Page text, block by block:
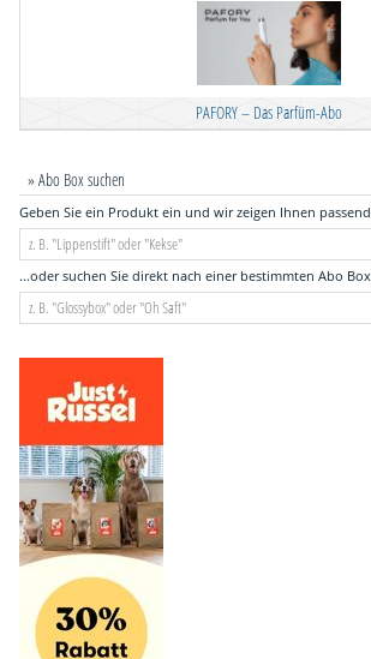
PAFORY – Das Parfüm-Abo
» Abo Box suchen
Geben Sie ein Produkt ein und wir zeigen Ihnen
...oder suchen Sie direkt nach einer bestimmten Abo